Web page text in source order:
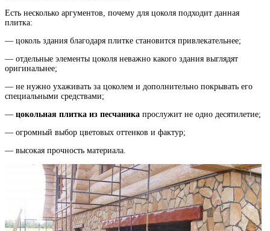
Есть несколько аргументов, почему для цоколя подходит данная
плитка:
— цоколь здания благодаря плитке становится привлекательнее;
— отдельные элементы цоколя неважно какого здания выглядят
оригинальнее;
— не нужно ухаживать за цоколем и дополнительно покрывать его
специальными средствами;
— цокольная плитка из песчаника прослужит не одно десятилетие;
— огромный выбор цветовых оттенков и фактур;
— высокая прочность материала.